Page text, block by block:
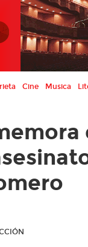
Cine Musica